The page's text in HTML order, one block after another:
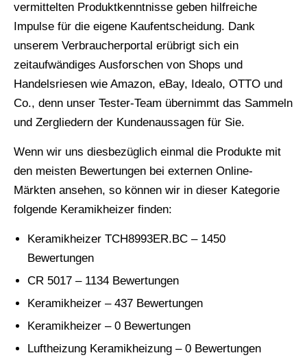
vermittelten Produktkenntnisse geben hilfreiche
Impulse für die eigene Kaufentscheidung. Dank
unserem Verbraucherportal erübrigt sich ein
zeitaufwändiges Ausforschen von Shops und
Handelsriesen wie Amazon, eBay, Idealo, OTTO und
Co., denn unser Tester-Team übernimmt das Sammeln
und Zergliedern der Kundenaussagen für Sie.
Wenn wir uns diesbezüglich einmal die Produkte mit
den meisten Bewertungen bei externen Online-
Märkten ansehen, so können wir in dieser Kategorie
folgende Keramikheizer finden:
Keramikheizer TCH8993ER.BC – 1450
Bewertungen
CR 5017 – 1134 Bewertungen
Keramikheizer – 437 Bewertungen
Keramikheizer – 0 Bewertungen
Luftheizung Keramikheizung – 0 Bewertungen